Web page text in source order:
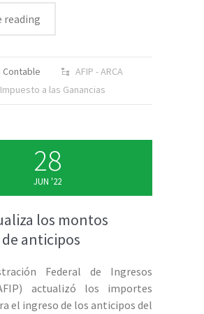
reading
Contable
AFIP - ARCA
Impuesto a las Ganancias
28
JUN '22
los montos
anticipos
Federal de Ingresos
actualizó los importes
el ingreso de los anticipos del